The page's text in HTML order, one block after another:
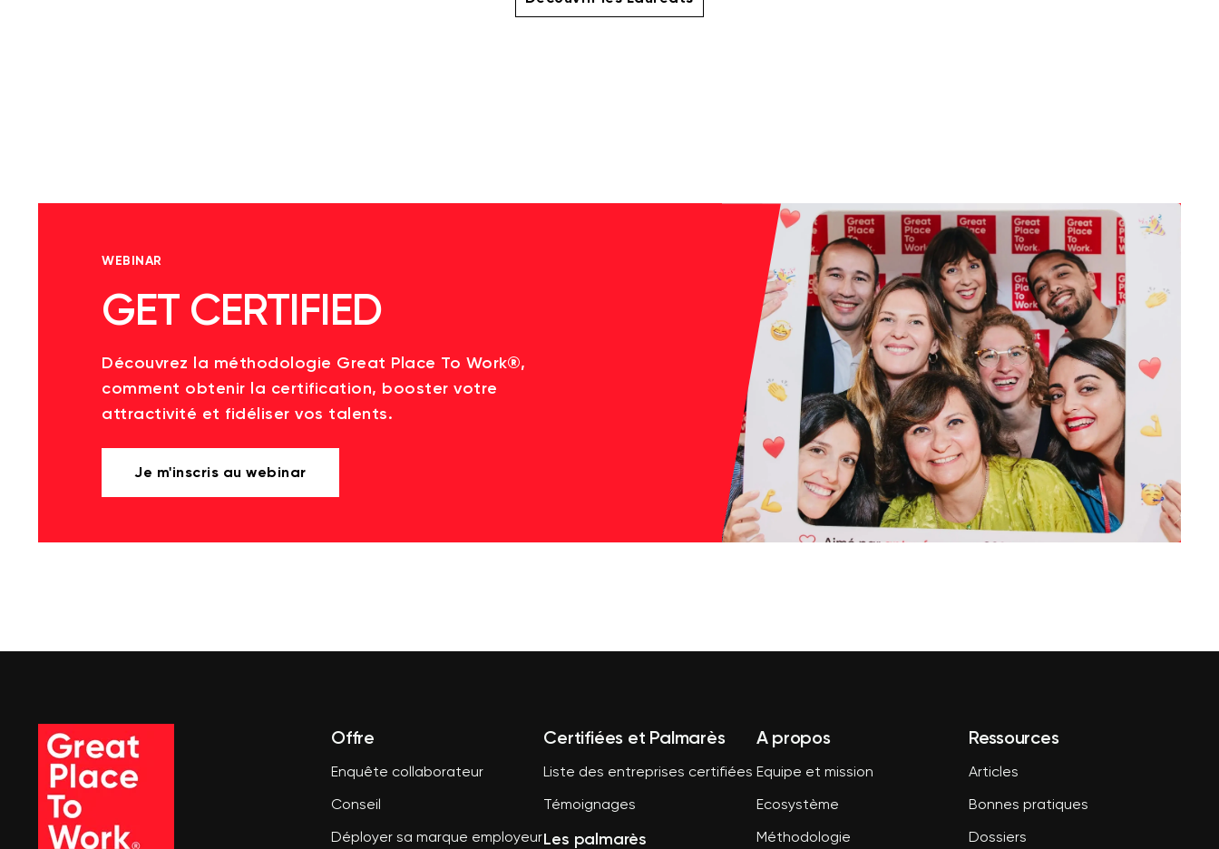
WEBINAR
GET CERTIFIED
Découvrez la méthodologie Great Place To Work®,
comment obtenir la certification, booster votre
attractivité et fidéliser vos talents.
Je m'inscris au webinar
Offre
Enquête collaborateur
Conseil
Déployer sa marque employeur
Certifiées et Palmarès
Liste des entreprises certifiées
Témoignages
Les palmarès
A propos
Equipe et mission
Ecosystème
Méthodologie
Ressources
Articles
Bonnes pratiques
Dossiers